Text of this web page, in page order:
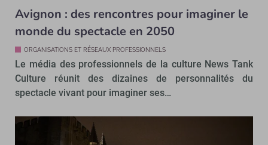
Avignon : des rencontres pour imaginer le
monde du spectacle en 2050
ORGANISATIONS ET RÉSEAUX PROFESSIONNELS
Le média des professionnels de la culture News Tank
Culture réunit des dizaines de personnalités du
spectacle vivant pour imaginer ses…